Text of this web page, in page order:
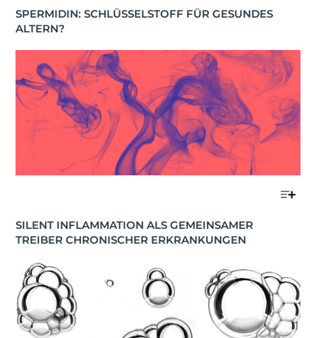
SPERMIDIN: SCHLÜSSELSTOFF FÜR GESUNDES
ALTERN?
SILENT INFLAMMATION ALS GEMEINSAMER
TREIBER CHRONISCHER ERKRANKUNGEN